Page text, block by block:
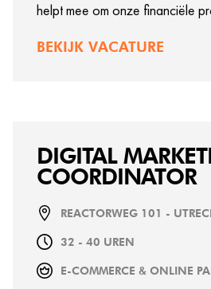
helpt mee om onze financiële
veel verschillende financiële
alles uit de kast als Medewerker
Payable/Receivable en word
BEKIJK VACATURE
DIGITAL
COORDINATOR
REACTORWEG 101 -
32 - 40 UREN
E-COMMERCE & ONLINE